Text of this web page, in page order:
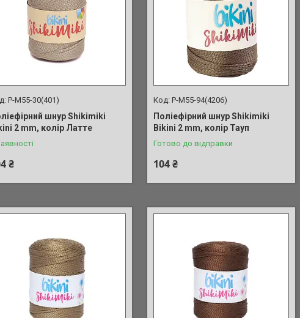
P-M55-30(401)
шнур Shikimiki
2 mm, колір Латте
₴
P-M55-94(4206)
Поліефірний шнур Shikimiki
Bikini 2 mm, колір Тауп
Готово до відправки
104 ₴